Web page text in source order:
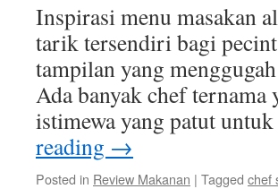
Inspirasi menu masakan
tarik tersendiri bagi
tampilan yang
Ada banyak chef
istimewa yang patut
reading →
Posted in Review Makanan | Tagged chef